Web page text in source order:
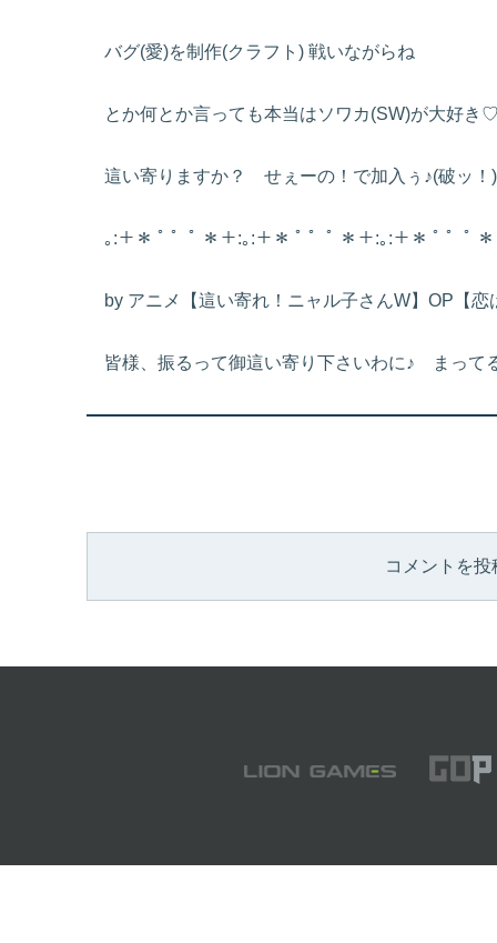
バグ(愛)を制作(クラフト) 戦いながらね
とか何とか言っても本当はソワカ(SW)が大好き
這い寄りますか？ せぇーの！で加入ぅ♪(破ッ！)
｡:＋＊ ﾟ ゜ﾟ ＊＋:｡:＋＊ ﾟ ゜ﾟ ＊＋:｡:＋＊ ﾟ ゜ﾟ
by アニメ【這い寄れ！ニャル子さんW】OP【恋
皆様、振るって御這い寄り下さいわに♪ まって
コメントを